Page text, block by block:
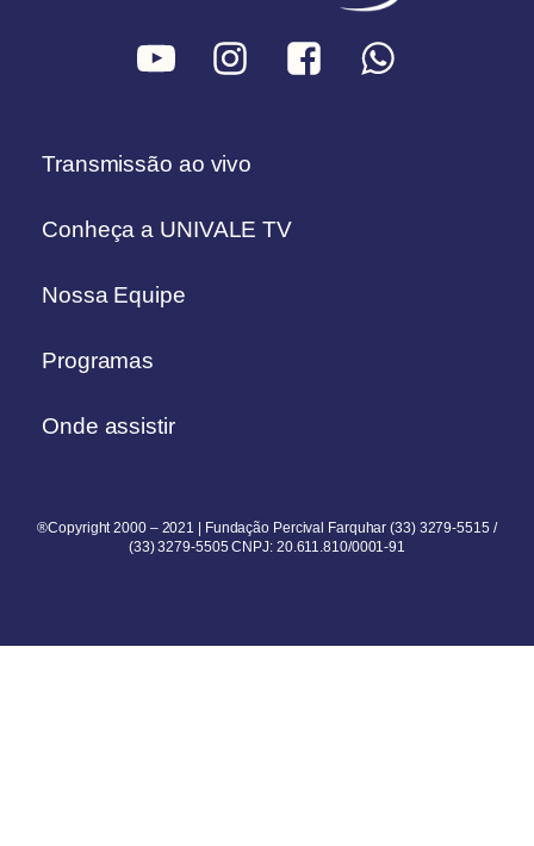
Transmissão ao vivo
Conheça a UNIVALE TV
Nossa Equipe
Programas
Onde assistir
®Copyright 2000 – 2021 | Fundação Percival Farquhar (33) 3279-5515 /
(33) 3279-5505 CNPJ: 20.611.810/0001-91